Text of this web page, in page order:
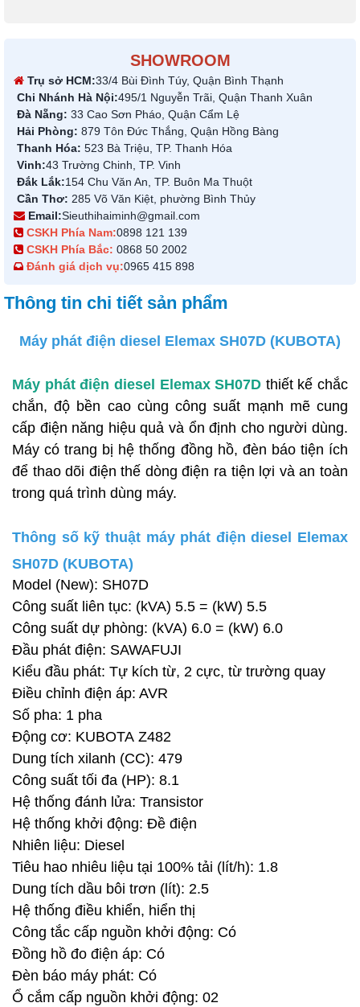
SHOWROOM
Trụ sở HCM:33/4 Bùi Đình Túy, Quận Bình Thạnh
Chi Nhánh Hà Nội:495/1 Nguyễn Trãi, Quận Thanh Xuân
Đà Nẵng: 33 Cao Sơn Pháo, Quận Cẩm Lệ
Hải Phòng: 879 Tôn Đức Thắng, Quận Hồng Bàng
Thanh Hóa: 523 Bà Triệu, TP. Thanh Hóa
Vinh:43 Trường Chinh, TP. Vinh
Đắk Lắk:154 Chu Văn An, TP. Buôn Ma Thuột
Cần Thơ: 285 Võ Văn Kiệt, phường Bình Thủy
Email:Sieuthihaiminh@gmail.com
CSKH Phía Nam:0898 121 139
CSKH Phía Bắc: 0868 50 2002
Đánh giá dịch vụ:0965 415 898
Thông tin chi tiết sản phẩm
Máy phát điện diesel Elemax SH07D (KUBOTA)
Máy phát điện diesel Elemax SH07D thiết kế chắc
chắn, độ bền cao cùng công suất mạnh mẽ cung
cấp điện năng hiệu quả và ổn định cho người dùng.
Máy có trang bị hệ thống đồng hồ, đèn báo tiện ích
để thao dõi điện thế dòng điện ra tiện lợi và an toàn
trong quá trình dùng máy.
Thông số kỹ thuật máy phát điện diesel Elemax
SH07D (KUBOTA)
Model (New): SH07D
Công suất liên tục: (kVA) 5.5 = (kW) 5.5
Công suất dự phòng: (kVA) 6.0 = (kW) 6.0
Đầu phát điện: SAWAFUJI
Kiểu đầu phát: Tự kích từ, 2 cực, từ trường quay
Điều chỉnh điện áp: AVR
Số pha: 1 pha
Động cơ: KUBOTA Z482
Dung tích xilanh (CC): 479
Công suất tối đa (HP): 8.1
Hệ thống đánh lửa: Transistor
Hệ thống khởi động: Đề điện
Nhiên liệu: Diesel
Tiêu hao nhiêu liệu tại 100% tải (lít/h): 1.8
Dung tích dầu bôi trơn (lít): 2.5
Hệ thống điều khiển, hiển thị
Công tắc cấp nguồn khởi động: Có
Đồng hồ đo điện áp: Có
Đèn báo máy phát: Có
Ổ cắm cấp nguồn khởi động: 02